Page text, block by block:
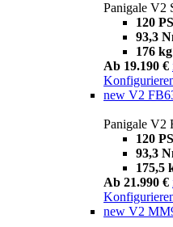
Panigale V2
120 PS
93,3
176 kg
Ab 19.190 €
new V2
Panigale V2
120 PS
93,3
175,5
Ab 21.990 €
new V2